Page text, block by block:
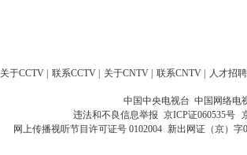
关于CCTV 联系CCTV 关于CNTV 联系CNTV 人才招聘
中国中央电视台 中国网络电
违法和不良信息举报 京ICP证060535号
网上传播视听节目许可证号 0102004 新出网证（京）